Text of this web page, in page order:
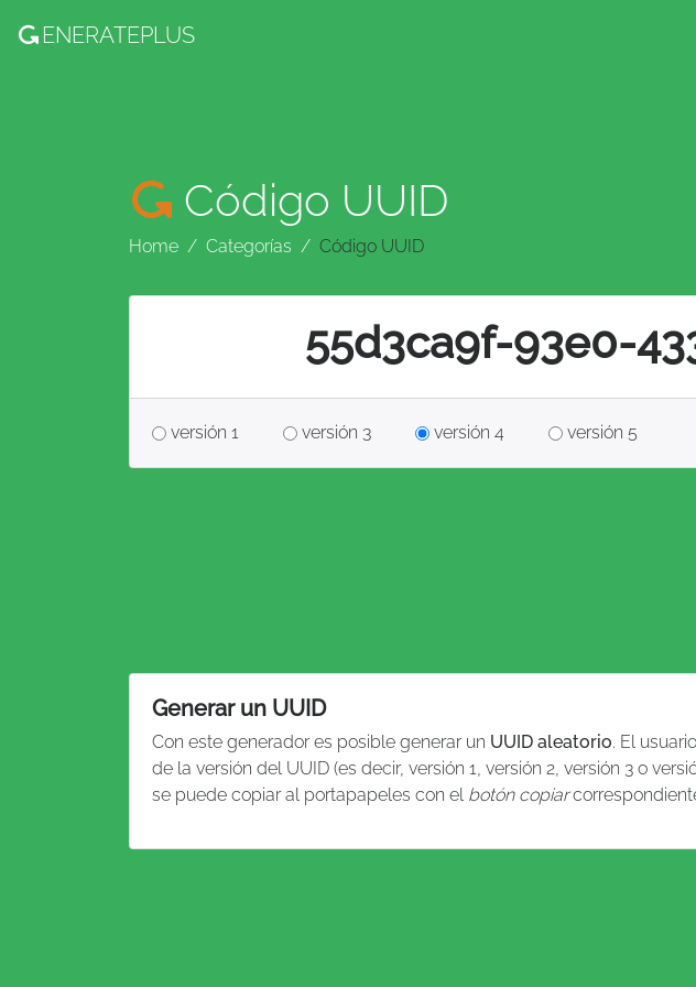
ENERATEPLUS
Código UUID
Home Categorías Código UUID
55d3ca9f-93e0-
versión 1 versión 3 versión 4 versión 5
Generar un UUID
Con este generador es posible generar un UUID aleatorio. El
de la versión del UUID (es decir, versión 1, versión 2, versión 3 o
se puede copiar al portapapeles con el botón copiar